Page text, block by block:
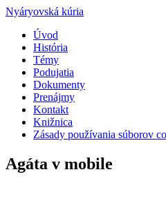
Nyáryovská kúria
Úvod
História
Témy
Podujatia
Dokumenty
Prenájmy
Kontakt
Knižnica
Zásady používania súborov
Agáta v mobile